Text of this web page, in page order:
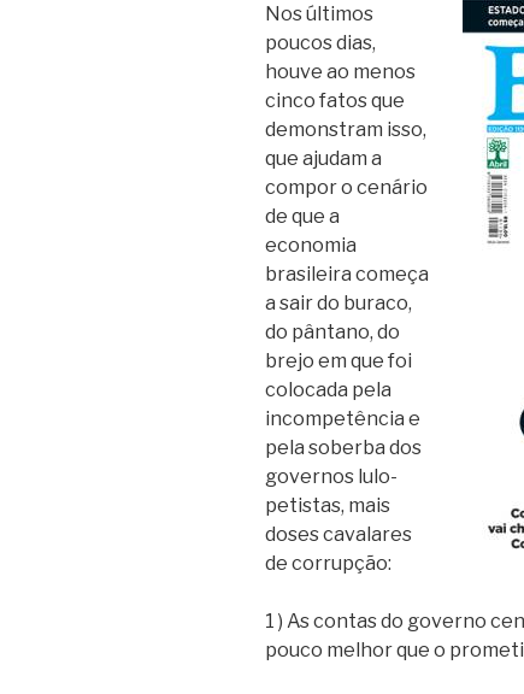
Nos últimos
poucos dias,
houve ao menos
cinco fatos que
demonstram isso,
que ajudam a
compor o cenário
de que a
economia
brasileira começa
a sair do buraco,
do pântano, do
brejo em que foi
colocada pela
incompetência e
pela soberba dos
governos lulo-
petistas, mais
doses cavalares
de corrupção:
1 ) As contas do governo
pouco melhor que o